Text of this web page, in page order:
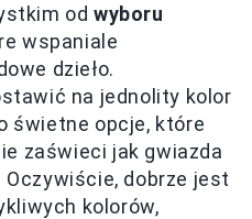
odwyboru
wspaniale
dzieło.
na jednolity kolor
świetne opcje, które
zaświeci jak gwiazda
dobrze jest
kolorów,